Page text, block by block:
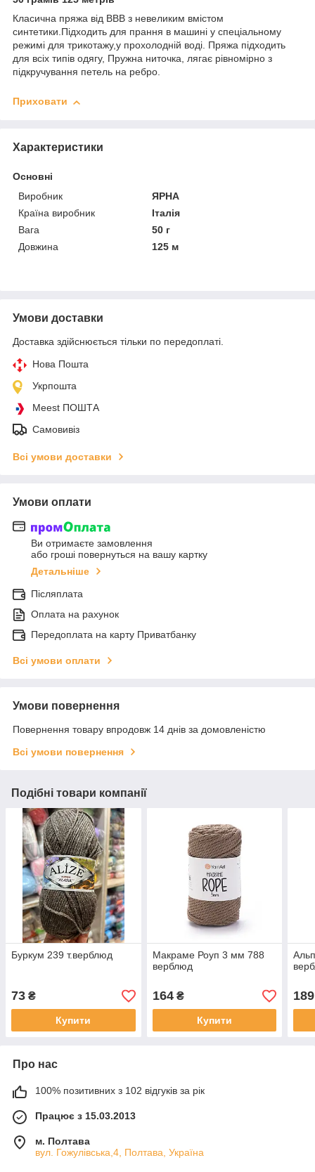
Класична пряжа від ВВВ з невеликим вмістом
синтетики.Підходить для прання в машині у спеціальному
режимі для трикотажу,у прохолодній воді. Пряжа підходить
для всіх типів одягу, Пружна ниточка, лягає рівномірно з
підкручування петель на ребро.
Приховати
Характеристики
Основні
Виробник
ЯРНА
Країна виробник
Італія
Вага
50 г
Довжина
125 м
Умови доставки
Доставка здійснюється тільки по передоплаті.
Нова Пошта
Укрпошта
Meest ПОШТА
Самовивіз
Всі умови доставки
Умови оплати
Ви отримаєте замовлення
або гроші повернуться на вашу картку
Детальніше
Післяплата
Оплата на рахунок
Передоплата на карту Приватбанку
Всі умови оплати
Умови повернення
Повернення товару впродовж 14 днів за домовленістю
Всі умови повернення
Подібні товари компанії
Буркум 239 т.верблюд
73 ₴
Купити
Макраме Роуп 3 мм 788
верблюд
164₴
Купити
189
Про нас
100% позитивних з 102 відгуків за рік
Працює з 15.03.2013
м. Полтава
вул. Гожулівська,4, Полтава, Україна